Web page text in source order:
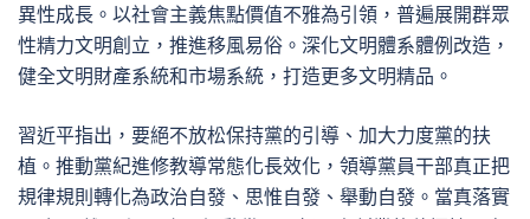
異性成長。以社會主義焦點價值不雅為引領，普遍展開群眾
性精力文明創立，推進移風易俗。深化文明體系體例改造，
健全文明財產系統和市場系統，打造更多文明精品。
習近平指出，要絕不放松保持黨的引導、加大力度黨的扶
植。推動黨紀進修教導常態化長效化，領導黨員干部真正把
規律規則轉化為政治自發、思惟自發、舉動自發。當真落實